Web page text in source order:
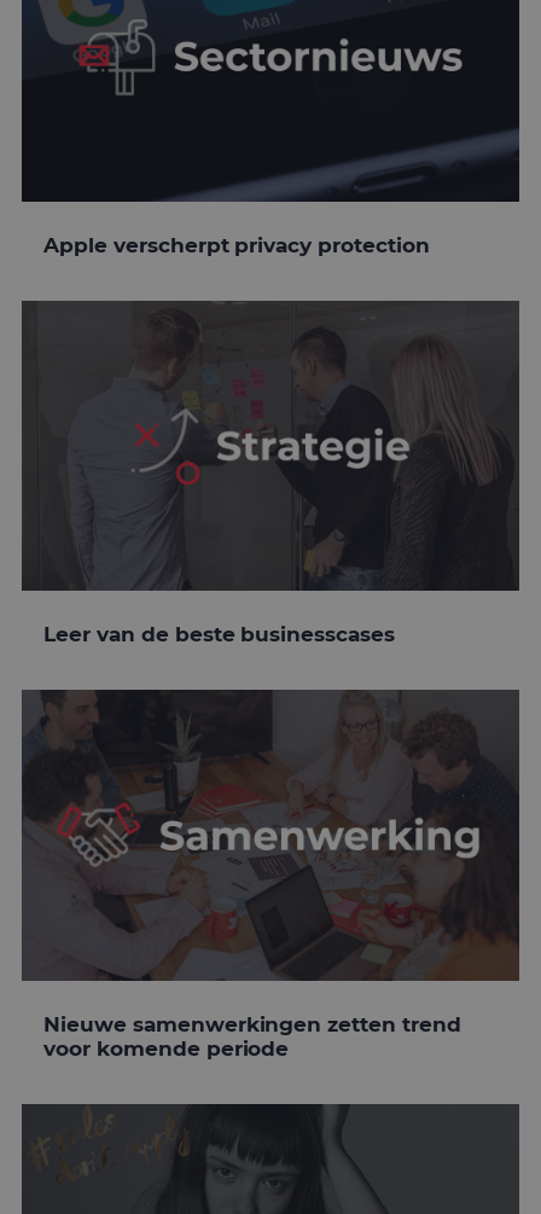
Apple verscherpt privacy protection
Leer van de beste businesscases
Nieuwe samenwerkingen zetten trend
voor komende periode